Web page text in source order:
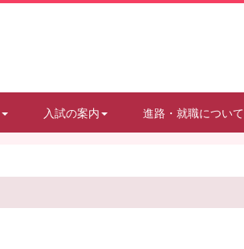
入試の案内 進路・就職について